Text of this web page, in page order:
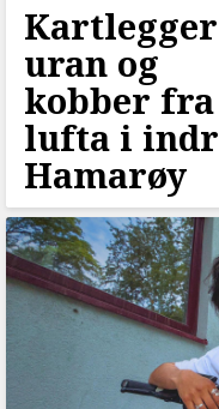
Kartlegger
uran og
kobber fra
lufta i
Hamarøy